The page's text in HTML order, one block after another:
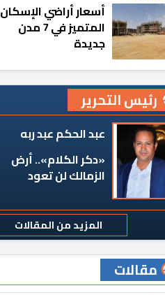
أسعار أراضي الإسكان
المتميز في 7 مدن
جديدة
رئيس التحرير
عبد الحكم عبد ربه
«دكر الكلام».. أرض
الزمالك لن تعود
المزيد من المقالات
مقالات